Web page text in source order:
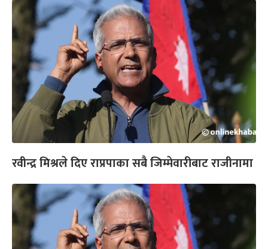
रवीन्द्र मिश्रले दिए राप्रपाका सबै जिम्मेवारीबाट राजीनामा